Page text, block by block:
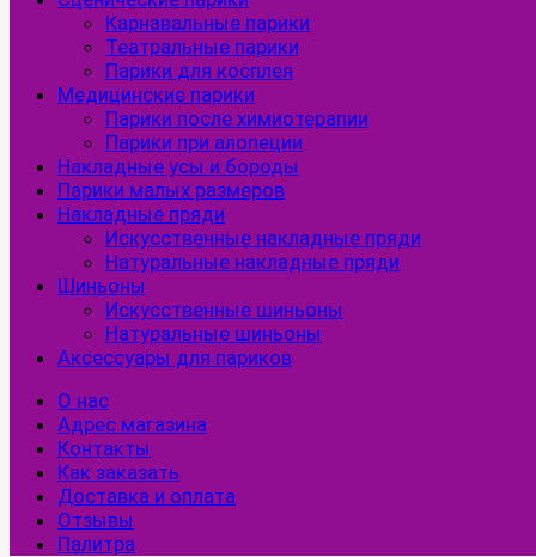
Карнавальные парики
Театральные парики
Парики для косплея
Медицинские парики
Парики после химиотерапии
Парики при алопеции
Накладные усы и бороды
Парики малых размеров
Накладные пряди
Искусственные накладные пряди
Натуральные накладные пряди
Шиньоны
Искусственные шиньоны
Натуральные шиньоны
Аксессуары для париков
О нас
Адрес магазина
Контакты
Как заказать
Доставка и оплата
Отзывы
Палитра